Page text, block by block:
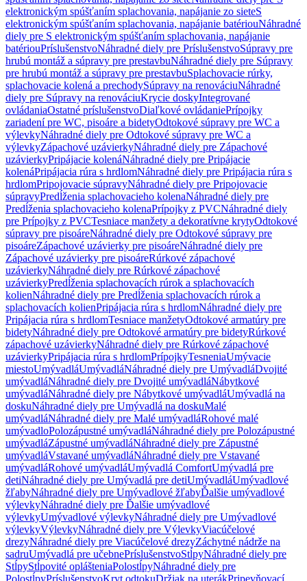
elektronickým spúšťaním splachovania, napájanie zo sieteS
elektronickým spúšťaním splachovania, napájanie batériouNáhradné
diely pre S elektronickým spúšťaním splachovania, napájanie
batériouPríslušenstvoNáhradné diely pre PríslušenstvoSúpravy pre
hrubú montáž a súpravy pre prestavbuNáhradné diely pre Súpravy
pre hrubú montáž a súpravy pre prestavbuSplachovacie rúrky,
splachovacie kolená a prechodySúpravy na renováciuNáhradné
diely pre Súpravy na renováciuKrycie doskyIntegrované
ovládaniaOstatné príslušenstvoDiaľkové ovládaniePrípojky
zariadení pre WC, pisoáre a bidetyOdtokové súpravy pre WC a
výlevkyNáhradné diely pre Odtokové súpravy pre WC a
výlevkyZápachové uzávierkyNáhradné diely pre Zápachové
uzávierkyPripájacie kolenáNáhradné diely pre Pripájacie
kolenáPripájacia rúra s hrdlomNáhradné diely pre Pripájacia rúra s
hrdlomPripojovacie súpravyNáhradné diely pre Pripojovacie
súpravyPredĺženia splachovacieho kolenaNáhradné diely pre
Predĺženia splachovacieho kolenaPrípojky z PVCNáhradné diely
pre Prípojky z PVCTesniace manžety a dekoratívne krytyOdtokové
súpravy pre pisoáreNáhradné diely pre Odtokové súpravy pre
pisoáreZápachové uzávierky pre pisoáreNáhradné diely pre
Zápachové uzávierky pre pisoáreRúrkové zápachové
uzávierkyNáhradné diely pre Rúrkové zápachové
uzávierkyPredĺženia splachovacích rúrok a splachovacích
kolienNáhradné diely pre Predĺženia splachovacích rúrok a
splachovacích kolienPripájacia rúra s hrdlomNáhradné diely pre
Pripájacia rúra s hrdlomTesniace manžetyOdtokové armatúry pre
bidetyNáhradné diely pre Odtokové armatúry pre bidetyRúrkové
zápachové uzávierkyNáhradné diely pre Rúrkové zápachové
uzávierkyPripájacia rúra s hrdlomPrípojkyTesneniaUmývacie
miestoUmývadláUmývadláNáhradné diely pre UmývadláDvojité
umývadláNáhradné diely pre Dvojité umývadláNábytkové
umývadláNáhradné diely pre Nábytkové umývadláUmývadlá na
doskuNáhradné diely pre Umývadlá na doskuMalé
umývadláNáhradné diely pre Malé umývadláRohové malé
umývadloPolozápustné umývadláNáhradné diely pre Polozápustné
umývadláZápustné umývadláNáhradné diely pre Zápustné
umývadláVstavané umývadláNáhradné diely pre Vstavané
umývadláRohové umývadláUmývadlá ComfortUmývadlá pre
detiNáhradné diely pre Umývadlá pre detiUmývadláUmývadlové
žľabyNáhradné diely pre Umývadlové žľabyĎalšie umývadlové
výlevkyNáhradné diely pre Ďalšie umývadlové
výlevkyUmývadlové výlevkyNáhradné diely pre Umývadlové
výlevkyVýlevkyNáhradné diely pre VýlevkyViacúčelové
drezyNáhradné diely pre Viacúčelové drezyZáchytné nádrže na
sadruUmývadlá pre učebnePríslušenstvoStĺpyNáhradné diely pre
StĺpyStĺpovité oplášteniaPolostĺpyNáhradné diely pre
PolostĺpyPríslušenstvoKryt odtokuDržiak na uterákPripevňovací